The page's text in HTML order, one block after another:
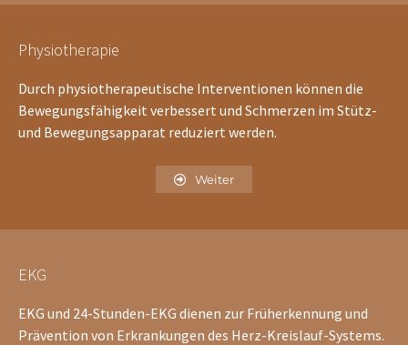
Physiotherapie
Durch physiotherapeutische Interventionen können die
Bewegungsfähigkeit verbessert und Schmerzen im Stütz-
und Bewegungsapparat reduziert werden.
Weiter
EKG
EKG und 24-Stunden-EKG dienen zur Früherkennung und
Prävention von Erkrankungen des Herz-Kreislauf-Systems.